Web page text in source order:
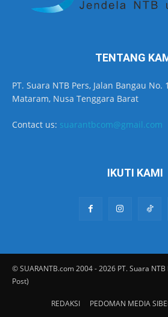
TENTANG
PT. Suara NTB Pers, Jalan Bangau No.
Mataram, Nusa Tenggara Barat
Contact us: suarantbcom@gmail.com
IKUTI KAMI
© SUARANTB.com 2004 - 2026 PT. Suara
Post)
REDAKSI PEDOMAN MEDIA